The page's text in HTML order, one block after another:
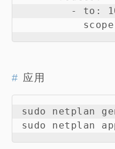
- to:
应用
sudo netplan